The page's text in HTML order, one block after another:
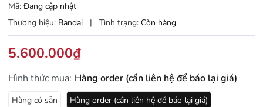
Mã: Đang cập nhật
Thương hiệu: Bandai | Tình trạng: Còn hàng
5.600.000₫
Hình thức mua: Hàng order (cần liên hệ để báo lại giá)
Hàng có sẵn Hàng order (cần liên hệ để báo lại giá)